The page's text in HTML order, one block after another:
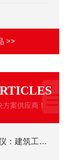
>>
案供应商！
补偿混凝土收缩膨胀仪：建筑工程中的精准守护者